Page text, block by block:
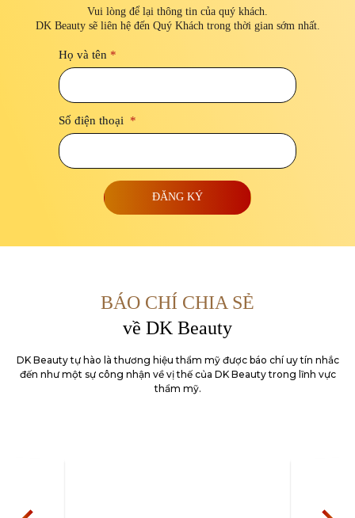
Vui lòng để lại thông tin của quý khách.
DK Beauty sẽ liên hệ đến Quý Khách trong thời gian sớm nhất.
Họ và tên *
Số điện thoại *
ĐĂNG KÝ
BÁO CHÍ CHIA SẺ
về DK Beauty
DK Beauty tự hào là thương hiệu thẩm mỹ được báo chí uy tín nhắc
đến như một sự công nhận về vị thế của DK Beauty trong lĩnh vực
thẩm mỹ.